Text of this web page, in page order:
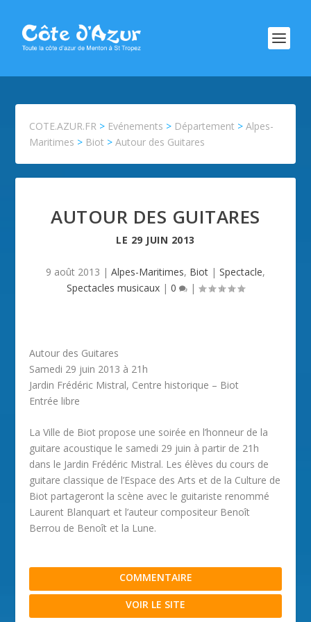
COTE.AZUR.FR > Evénements > Département >Alpes-
Maritimes > Biot >Autour des Guitares
AUTOUR DES GUITARES
LE 29 JUIN 2013
9 août 2013 | Alpes-Maritimes, Biot | Spectacle,
Spectacles musicaux | 0 |
Autour des Guitares
Samedi 29 juin 2013 à 21h
Jardin Frédéric Mistral, Centre historique – Biot
Entrée libre
La Ville de Biot propose une soirée en l’honneur de la
guitare acoustique le samedi 29 juin à partir de 21h
dans le Jardin Frédéric Mistral. Les élèves du cours de
guitare classique de l’Espace des Arts et de la Culture de
Biot partageront la scène avec le guitariste renommé
Laurent Blanquart et l’auteur compositeur Benoît
Berrou de Benoît et la Lune.
COMMENTAIRE
VOIR LE SITE